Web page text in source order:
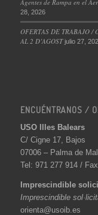
Agentes de Rampa en el
28, 2026
OFERTAS DE TRABAJO /
AL 2 D’AGOST julio 27,
ENCUÉNTRANOS /
USO Illes Balears
C/ Cigne 17, Bajos
07006 – Palma de
Tel: 971 277 914 /
Imprescindible
Imprescindible
orienta@usoib.es